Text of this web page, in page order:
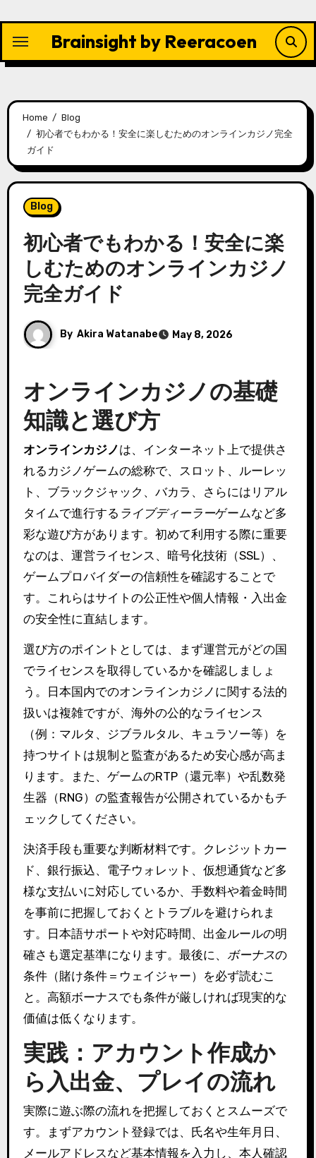
content
Brainsight by Reeracoen
Home
Blog
初心者でもわかる！安全に楽しむためのオンラインカジノ完全
ガイド
Blog
初心者でもわかる！安全に楽
しむためのオンラインカジノ
完全ガイド
By Akira Watanabe May 8, 2026
オンラインカジノの基礎
知識と選び方
オンラインカジノは、インターネット上で提供さ
れるカジノゲームの総称で、スロット、ルーレッ
ト、ブラックジャック、バカラ、さらにはリアル
タイムで進行する ライブディーラーゲームなど多
彩な遊び方があります。初めて利用する際に重要
なのは、運営ライセンス、暗号化技術（SSL）、
ゲームプロバイダーの信頼性を確認することで
す。これらはサイトの公正性や個人情報・入出金
の安全性に直結します。
選び方のポイントとしては、まず運営元がどの国
でライセンスを取得しているかを確認しましょ
う。日本国内でのオンラインカジノに関する法的
扱いは複雑ですが、海外の公的なライセンス
（例：マルタ、ジブラルタル、キュラソー等）を
持つサイトは規制と監査があるため安心感が高ま
ります。また、ゲームのRTP（還元率）や乱数発
生器（RNG）の監査報告が公開されているかもチ
ェックしてください。
決済手段も重要な判断材料です。クレジットカー
ド、銀行振込、電子ウォレット、仮想通貨など多
様な支払いに対応しているか、手数料や着金時間
を事前に把握しておくとトラブルを避けられま
す。日本語サポートや対応時間、出金ルールの明
確さも選定基準になります。最後に、 ボーナスの
条件（賭け条件＝ウェイジャー）を必ず読むこ
と。高額ボーナスでも条件が厳しければ現実的な
価値は低くなります。
実践：アカウント作成か
ら入出金、プレイの流れ
実際に遊ぶ際の流れを把握しておくとスムーズで
す。まずアカウント登録では、氏名や生年月日、
メールアドレスなど基本情報を入力し、本人確認